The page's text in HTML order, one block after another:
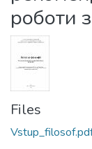
роботи
Files